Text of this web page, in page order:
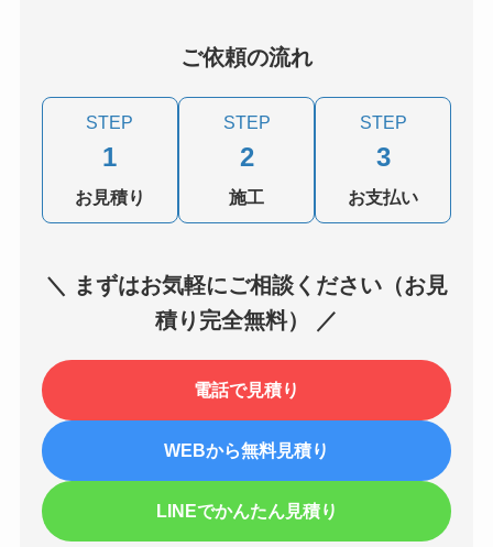
ご依頼の流れ
STEP
1
お見積り
STEP
2
施工
STEP
3
お支払い
＼ まずはお気軽にご相談ください（お見
積り完全無料） ／
電話で見積り
WEBから無料見積り
LINEでかんたん見積り